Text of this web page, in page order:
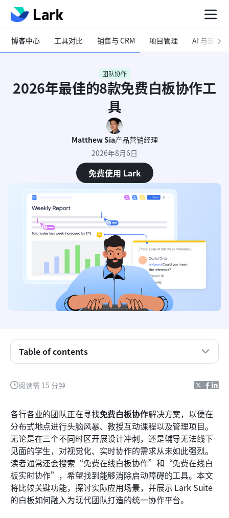
博客中心 工具对比 销售与 CRM 项目管理 AI 与自动化
团队协作
2026年最佳的8款免费白板协作工
具
Matthew Sia产品营销经理
2026年8月6日
免费使用 Lark
阅读需 15 分钟
各行各业的团队正在寻找免费白板协作解决方案，以便在
分布式地点进行头脑风暴、教授互动课程以及管理项目。
无论是在三个不同时区开展设计冲刺，还是辅导无法线下
见面的学生，对视觉化、实时协作的需求从未如此强烈。
读者通常还会搜索“免费在线白板协作”和“免费在线白
板实时协作”，希望找到能够消除启动障碍的工具。本文
将比较关键功能，探讨实际应用场景，并展示 Lark Suite
的白板如何融入为现代团队打造的统一协作平台。
Table of contents
免费在线白板实时协作的核心使用场景
免费与开源白板协作：有什么区别？
2026年最佳的8款免费白板协作工具
优秀的免费白板协作工具的基本功能
选择合适的免费协作白板工具
结论